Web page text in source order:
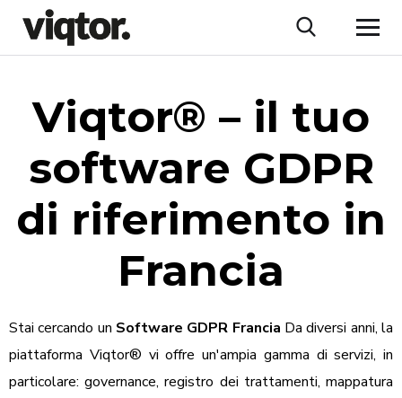
Viqtor® – il tuo
software GDPR
di riferimento in
Francia
Stai cercando un Software GDPR Francia Da diversi anni, la
piattaforma Viqtor® vi offre un'ampia gamma di servizi, in
particolare: governance, registro dei trattamenti, mappatura